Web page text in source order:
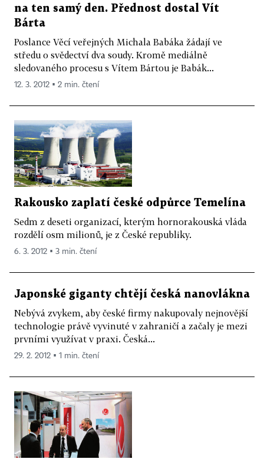
na ten samý den. Přednost dostal Vít
Bárta
Poslance Věcí veřejných Michala Babáka žádají ve
středu o svědectví dva soudy. Kromě mediálně
sledovaného procesu s Vítem Bártou je Babák...
12. 3. 2012 ▪ 2 min. čtení
Rakousko zaplatí české odpůrce Temelína
Sedm z deseti organizací, kterým hornorakouská vláda
rozdělí osm milionů, je z České republiky.
6. 3. 2012 ▪ 3 min. čtení
Japonské giganty chtějí česká nanovlákna
Nebývá zvykem, aby české firmy nakupovaly nejnovější
technologie právě vyvinuté v zahraničí a začaly je mezi
prvními využívat v praxi. Česká...
29. 2. 2012 ▪ 1 min. čtení